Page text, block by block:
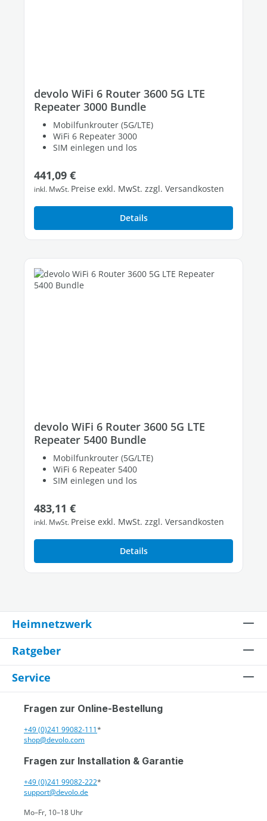
devolo WiFi 6 Router 3600 5G LTE
Repeater 3000 Bundle
Mobilfunkrouter (5G/LTE)
WiFi 6 Repeater 3000
SIM einlegen und los
Regulärer Preis:
441,09 €
inkl. MwSt. Preise exkl. MwSt. zzgl. Versandkosten
Details
devolo WiFi 6 Router 3600 5G LTE
Repeater 5400 Bundle
Mobilfunkrouter (5G/LTE)
WiFi 6 Repeater 5400
SIM einlegen und los
Regulärer Preis:
483,11 €
inkl. MwSt. Preise exkl. MwSt. zzgl. Versandkosten
Details
Heimnetzwerk
Ratgeber
Service
Fragen zur Online-Bestellung
+49 (0)241 99082-111*
shop@devolo.com
Fragen zur Installation & Garantie
+49 (0)241 99082-222*
support@devolo.de
Mo–Fr, 10–18 Uhr